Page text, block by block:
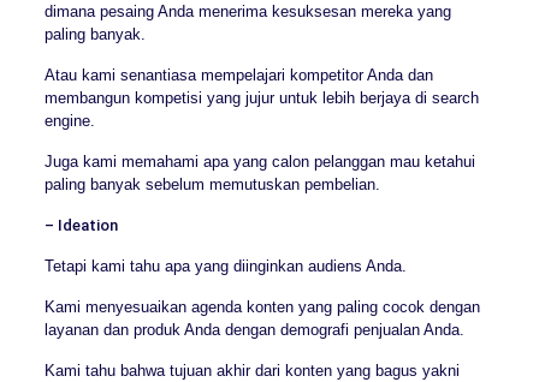
dimana pesaing Anda menerima kesuksesan mereka yang
paling banyak.
Atau kami senantiasa mempelajari kompetitor Anda dan
membangun kompetisi yang jujur untuk lebih berjaya di search
engine.
Juga kami memahami apa yang calon pelanggan mau ketahui
paling banyak sebelum memutuskan pembelian.
– Ideation
Tetapi kami tahu apa yang diinginkan audiens Anda.
Kami menyesuaikan agenda konten yang paling cocok dengan
layanan dan produk Anda dengan demografi penjualan Anda.
Kami tahu bahwa tujuan akhir dari konten yang bagus yakni